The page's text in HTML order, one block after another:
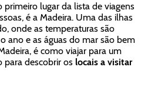
primeiro lugar da lista de viagens
é a Madeira. Uma das ilhas
onde as temperaturas são
ano e as águas do mar são bem
é como viajar para um
para descobrir os locais a visitar